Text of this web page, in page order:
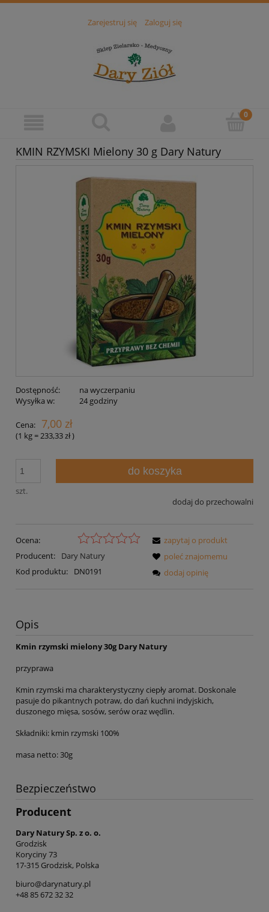
Zarejestruj się Zaloguj się
KMIN RZYMSKI Mielony 30 g Dary Natury
Dostępność:
na wyczerpaniu
Wysyłka w:
24 godziny
Cena: 7,00 zł
(1 kg=233,33 zł)
szt.
do koszyka
dodaj do przechowalni
Ocena:
Producent:
Dary Natury
Kod produktu:
DN0191
zapytaj o produkt
poleć znajomemu
dodaj opinię
Opis
Kmin rzymski mielony 30g Dary Natury
przyprawa
Kmin rzymski ma charakterystyczny ciepły aromat. Doskonale
pasuje do pikantnych potraw, do dań kuchni indyjskich,
duszonego mięsa, sosów, serów oraz wędlin.
Składniki: kmin rzymski 100%
masa netto: 30g
Bezpieczeństwo
Producent
Dary Natury Sp. z o. o.
Grodzisk
Koryciny 73
17-315 Grodzisk, Polska
biuro@darynatury.pl
+48 85 672 32 32